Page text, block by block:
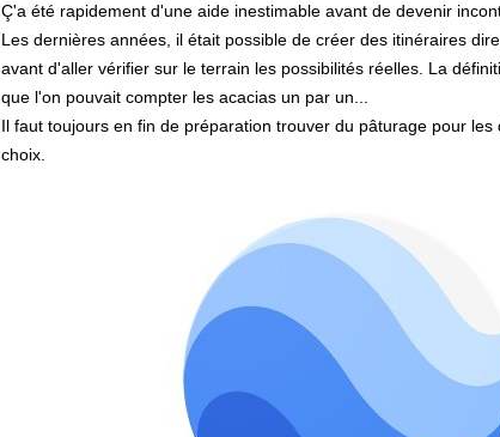
Ç'a été rapidement d'une aide inestimable avant de devenir
Les dernières années, il était possible de créer des itinéraires
avant d'aller vérifier sur le terrain les possibilités réelles. La
que l'on pouvait compter les acacias un par un...
Il faut toujours en fin de préparation trouver du pâturage pour les
choix.